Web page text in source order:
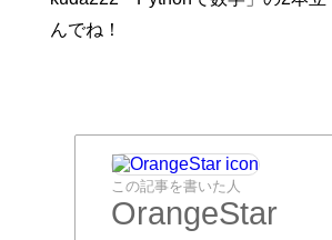
んでね！
この記事を書いた人
OrangeStar